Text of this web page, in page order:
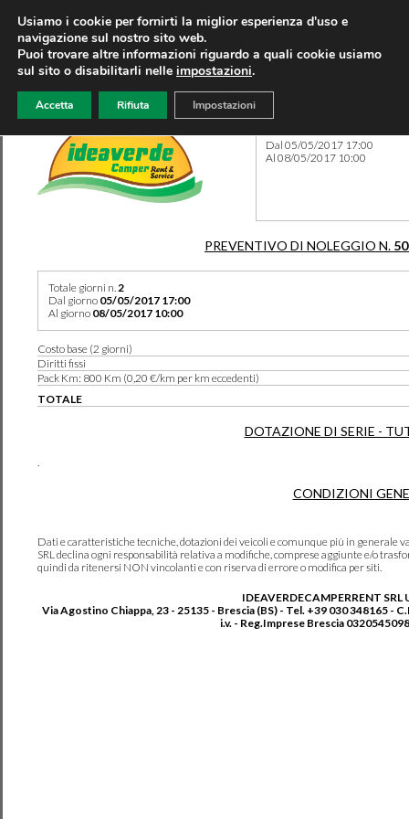
Dal 05/05/2017 17:00
Al 08/05/2017 10:00
PREVENTIVO DI NOLEGGIO N.
Totale giorni n.2
Dal giorno 05/05/2017 17:00
Al giorno 08/05/2017 10:00
Costo base (2 giorni)
Diritti fissi
Pack Km: 800 Km (0,20 €/km per km eccedenti)
TOTALE
DOTAZIONE DI SERIE -
.
CONDIZIONI
Dati e caratteristiche tecniche, dotazioni dei veicoli e comunque più in generale
SRL declina ogni responsabilità relativa a modifiche, comprese aggiunte e/o
quindi da ritenersi NON vincolanti e con riserva di errore o modifica per siti.
IDEAVERDECAMPERRENT SRL
Via Agostino Chiappa, 23 - 25135 - Brescia (BS) - Tel. +39 030 348165 -
i.v. - Reg.Imprese Brescia
Usiamo i cookie per fornirti la miglior esperienza d'uso e
navigazione sul nostro sito web.
Puoi trovare altre informazioni riguardo a quali cookie usiamo
sul sito o disabilitarli nelle impostazioni.
Accetta Rifiuta Impostazioni